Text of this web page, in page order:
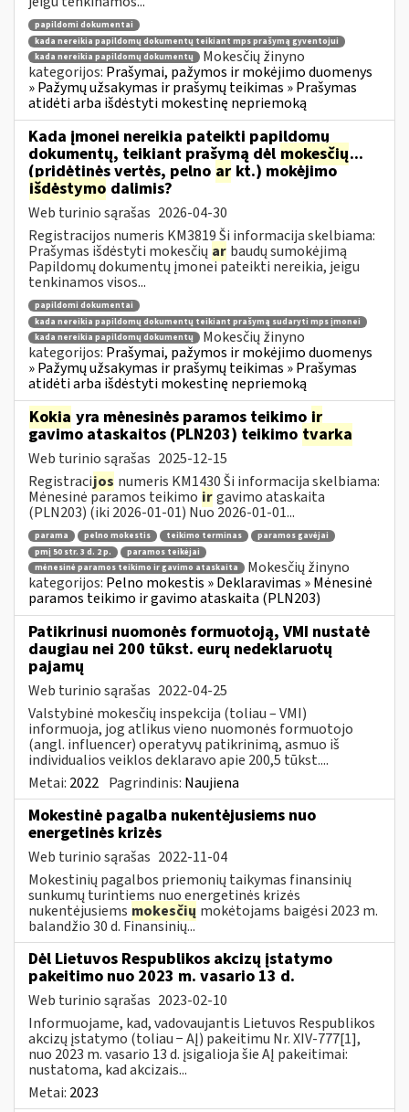
papildomi dokumentai
kada nereikia papildomų dokumentų teikiant mps prašymą gyventojui
kada nereikia papildomų dokumentų
Mokesčių žinyno
kategorijos: Prašymai, pažymos ir mokėjimo duomenys
» Pažymų užsakymas ir prašymų teikimas » Prašymas
atidėti arba išdėstyti mokestinę nepriemoką
Kada įmonei nereikia pateikti papildomų
dokumentų, teikiant prašymą dėl mokesčių...
(pridėtinės vertės, pelno ar kt.) mokėjimo
išdėstymo dalimis?
Web turinio sąrašas 2026-04-30
Registracijos numeris KM3819 Ši informacija skelbiama:
Prašymas išdėstyti mokesčių ar baudų sumokėjimą
Papildomų dokumentų įmonei pateikti nereikia, jeigu
tenkinamos visos...
papildomi dokumentai
kada nereikia papildomų dokumentų teikiant prašymą sudaryti mps įmonei
kada nereikia papildomų dokumentų
Mokesčių žinyno
kategorijos: Prašymai, pažymos ir mokėjimo duomenys
» Pažymų užsakymas ir prašymų teikimas » Prašymas
atidėti arba išdėstyti mokestinę nepriemoką
Kokia yra mėnesinės paramos teikimo ir
gavimo ataskaitos (PLN203) teikimo tvarka
Web turinio sąrašas 2025-12-15
Registracijos numeris KM1430 Ši informacija skelbiama:
Mėnesinė paramos teikimo irgavimo ataskaita
(PLN203) (iki 2026-01-01) Nuo 2026-01-01...
parama pelno mokestis teikimo terminas
paramos gavėjai
pmį 50 str. 3 d. 2 p.
paramos teikėjai
mėnesinė paramos teikimo ir gavimo ataskaita
Mokesčių žinyno
kategorijos: Pelno mokestis » Deklaravimas » Mėnesinė
paramos teikimo ir gavimo ataskaita (PLN203)
Patikrinusi nuomonės formuotoją, VMI nustatė
daugiau nei 200 tūkst. eurų nedeklaruotų
pajamų
Web turinio sąrašas 2022-04-25
Valstybinė mokesčių inspekcija (toliau – VMI)
informuoja, jog atlikus vieno nuomonės formuotojo
(angl. influencer) operatyvų patikrinimą, asmuo iš
individualios veiklos deklaravo apie 200,5 tūkst....
Metai: 2022 Pagrindinis: Naujiena
Mokestinė pagalba nukentėjusiems nuo
energetinės krizės
Web turinio sąrašas 2022-11-04
Mokestinių pagalbos priemonių taikymas finansinių
sunkumų turintiems nuo energetinės krizės
nukentėjusiems mokesčių mokėtojams baigėsi 2023 m.
balandžio 30 d. Finansinių...
Dėl Lietuvos Respublikos akcizų įstatymo
pakeitimo nuo 2023 m. vasario 13 d.
Web turinio sąrašas 2023-02-10
Informuojame, kad, vadovaujantis Lietuvos Respublikos
akcizų įstatymo (toliau − AĮ) pakeitimu Nr. XIV-777[1],
nuo 2023 m. vasario 13 d. įsigalioja šie AĮ pakeitimai:
nustatoma, kad akcizais...
Metai: 2023